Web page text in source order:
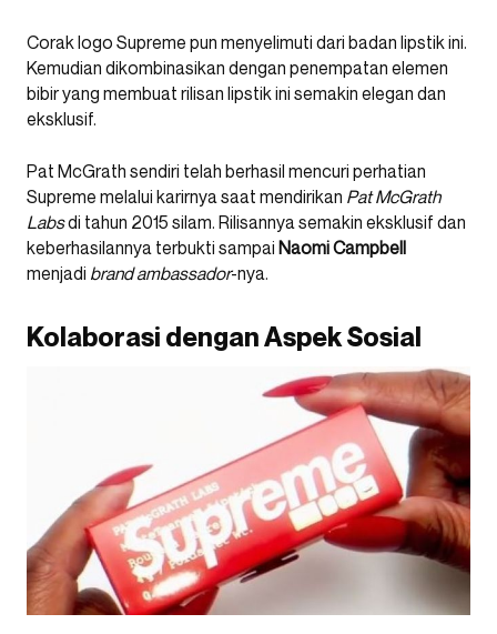
Corak logo Supreme pun menyelimuti dari badan lipstik ini.
Kemudian dikombinasikan dengan penempatan elemen
bibir yang membuat rilisan lipstik ini semakin elegan dan
eksklusif.
Pat McGrath sendiri telah berhasil mencuri perhatian
Supreme melalui karirnya saat mendirikan Pat McGrath
Labsdi tahun 2015 silam. Rilisannya semakin eksklusif dan
keberhasilannya terbukti sampai Naomi Campbell
menjadi brand ambassador-nya.
Kolaborasi dengan Aspek Sosial